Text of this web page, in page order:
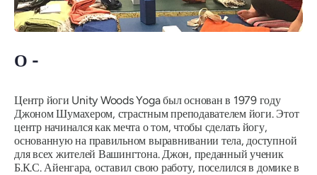
О -
Центр йоги Unity Woods Yoga был основан в 1979 году
Джоном Шумахером, страстным преподавателем йоги. Этот
центр начинался как мечта о том, чтобы сделать йогу,
основанную на правильном выравнивании тела, доступной
для всех жителей Вашингтона. Джон, преданный ученик
Б.К.С. Айенгара, оставил свою работу, поселился в домике в